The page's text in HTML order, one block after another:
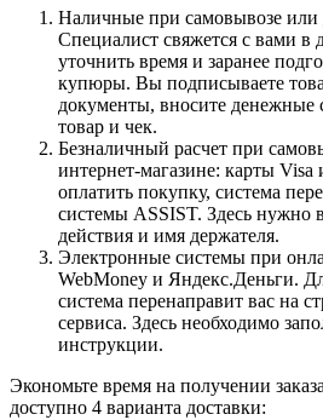
Наличные при самовывозе или
Специалист свяжется с вами в
уточнить время и заранее
купюры. Вы подписываете
документы, вносите денежные
товар и чек.
Безналичный расчет при
интернет-магазине: карты
оплатить покупку, система
системы ASSIST. Здесь нужно
действия и имя держателя.
Электронные системы при
WebMoney и Яндекс.Деньги.
система перенаправит вас на
сервиса. Здесь необходимо
инструкции.
Экономьте время на получении
доступно 4 варианта доставки: